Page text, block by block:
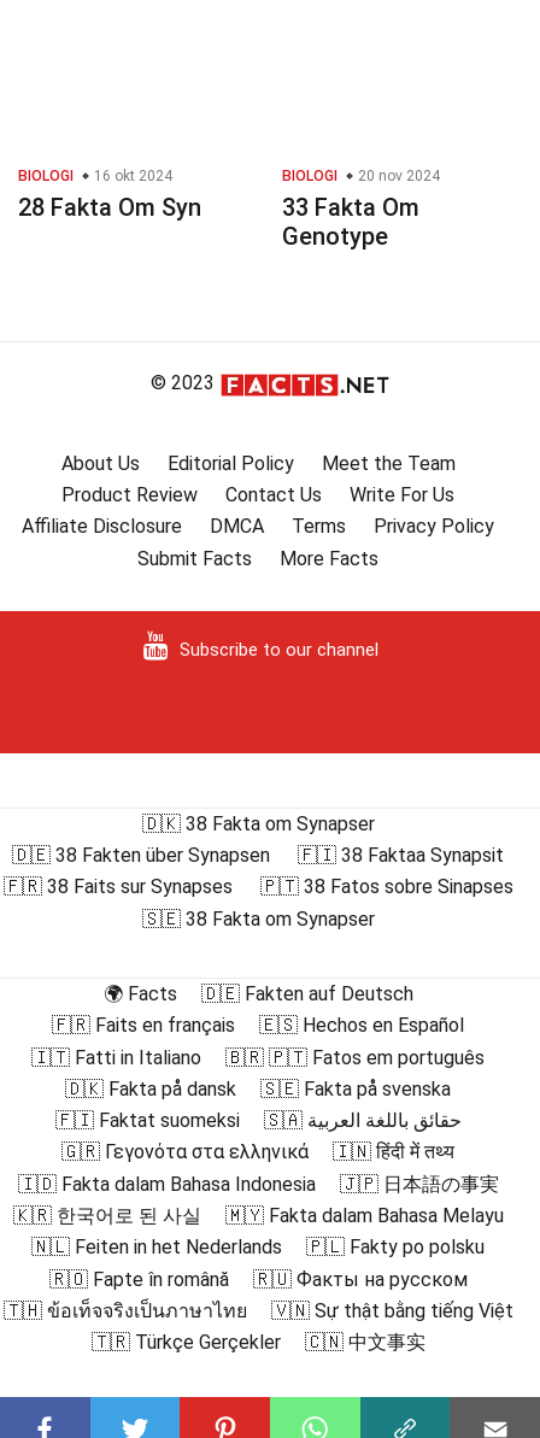
BIOLOGI 16 okt 2024
28 Fakta Om Syn
BIOLOGI 20 nov 2024
33 Fakta Om
Genotype
© 2023
About Us Editorial Policy
Meet the Team
Product Review
Contact Us
Write For Us
Affiliate Disclosure
DMCA Terms
Privacy Policy
Submit Facts
More Facts
Subscribe to our channel
🇩🇰 38 Fakta om Synapser
🇩🇪 38 Fakten über Synapsen
🇫🇮 38 Faktaa Synapsit
🇫🇷 38 Faits sur Synapses
🇵🇹 38 Fatos sobre Sinapses
🇸🇪 38 Fakta om Synapser
🌍 Facts
🇩🇪 Fakten auf Deutsch
🇫🇷 Faits en français
🇪🇸 Hechos en Español
🇮🇹 Fatti in Italiano
🇧🇷 🇵🇹 Fatos em português
🇩🇰 Fakta på dansk
🇸🇪 Fakta på svenska
🇫🇮 Faktat suomeksi
🇸🇦 حقائق باللغة العربية
🇬🇷 Γεγονότα στα ελληνικά
🇮🇳 हिंदी में तथ्य
🇮🇩 Fakta dalam Bahasa Indonesia
🇯🇵 日本語の事実
🇰🇷 한국어로 된 사실
🇲🇾 Fakta dalam Bahasa Melayu
🇳🇱 Feiten in het Nederlands
🇵🇱 Fakty po polsku
🇷🇴 Fapte în română
🇷🇺 Факты на русском
🇹🇭 ข้อเท็จจริงเป็นภาษาไทย
🇻🇳 Sự thật bằng tiếng Việt
🇹🇷 Türkçe Gerçekler
🇨🇳 中文事实